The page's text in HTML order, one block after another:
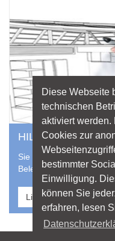
HILFE VOM PROFI
Sie suchen einen
Beleuchtungsprojekt?
Lichtplaner finden
Diese Webseite
technischen
aktiviert werden.
Cookies zur
bestimmter
Einwilligung.
können Sie
erfahren, lesen